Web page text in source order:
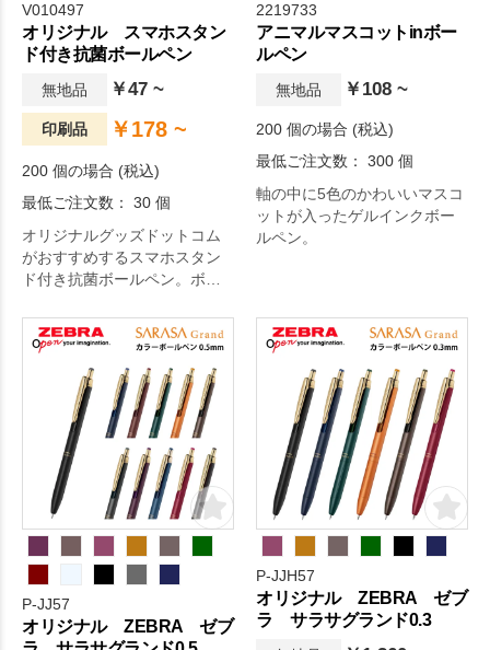
V010497
オリジナル スマホスタン
ド付き抗菌ボールペン
無地品 ￥47 ~
印刷品 ￥178 ~
200 個の場合 (税込)
最低ご注文数： 30 個
オリジナルグッズドットコム
がおすすめするスマホスタン
ド付き抗菌ボールペン。ボデ
ペン。直接手に触れるペンを
常に清潔に保つことができま
す。クリップ上部はスマホス
タンドとして使用できます。■
ドイツ製インク使用/0.7mm
黒。オリジナルグッズドット
コムの選りすぐり。
2219733
アニマルマスコットinボー
ルペン
無地品 ￥108 ~
200 個の場合 (税込)
最低ご注文数： 300 個
軸の中に5色のかわいいマスコ
ットが入ったゲルインクボー
ルペン。
P-JJ57
オリジナル ZEBRA ゼブ
P-JJH57
オリジナル ZEBRA ゼブ
ラ サラサグランド0.3